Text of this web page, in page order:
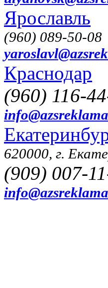
Ярославль
(960) 089-50-08
Краснодар
(960) 116-
620000, г.
(909) 007-